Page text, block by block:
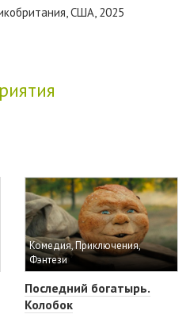
США, 2025
Комедия, Приключения,
Фэнтези
Последний богатырь.
Колобок